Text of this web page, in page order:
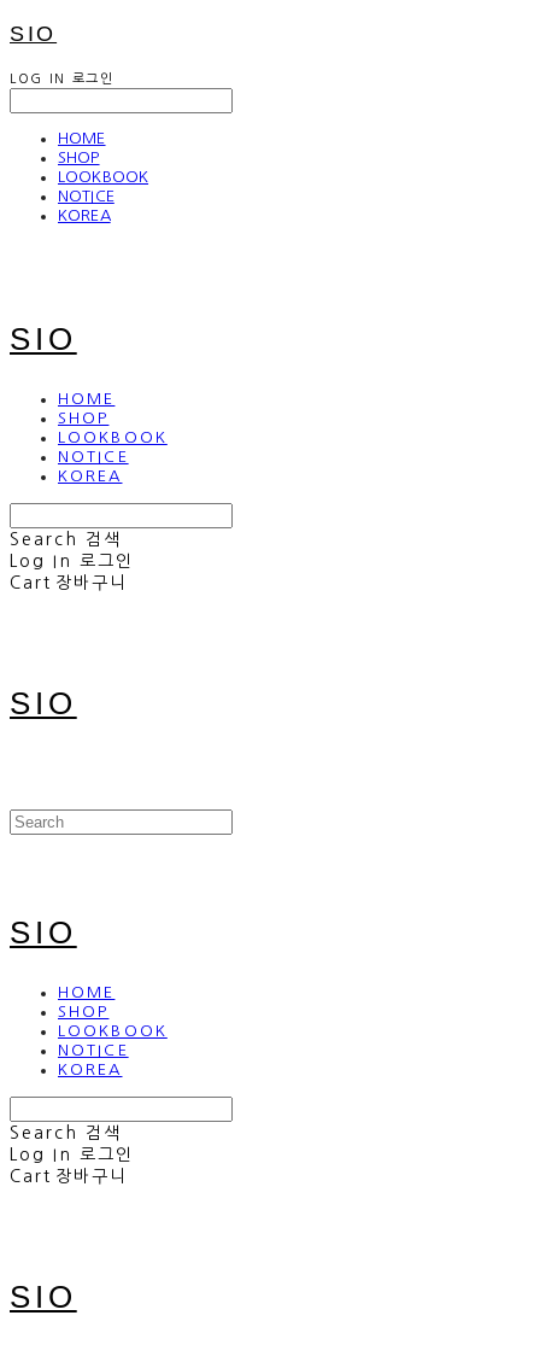
SIO
LOG IN 로그인
HOME
SHOP
LOOKBOOK
NOTICE
KOREA
SIO
HOME
SHOP
LOOKBOOK
NOTICE
KOREA
Search
검색
Log In
로그인
Cart 장바구니
SIO
SIO
HOME
SHOP
LOOKBOOK
NOTICE
KOREA
Search
검색
Log In
로그인
Cart 장바구니
SIO